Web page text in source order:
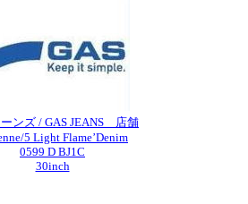
ンズ / GAS JEANS 店舗
5 Light Flame’Denim
0599 D BJ1C
30inch